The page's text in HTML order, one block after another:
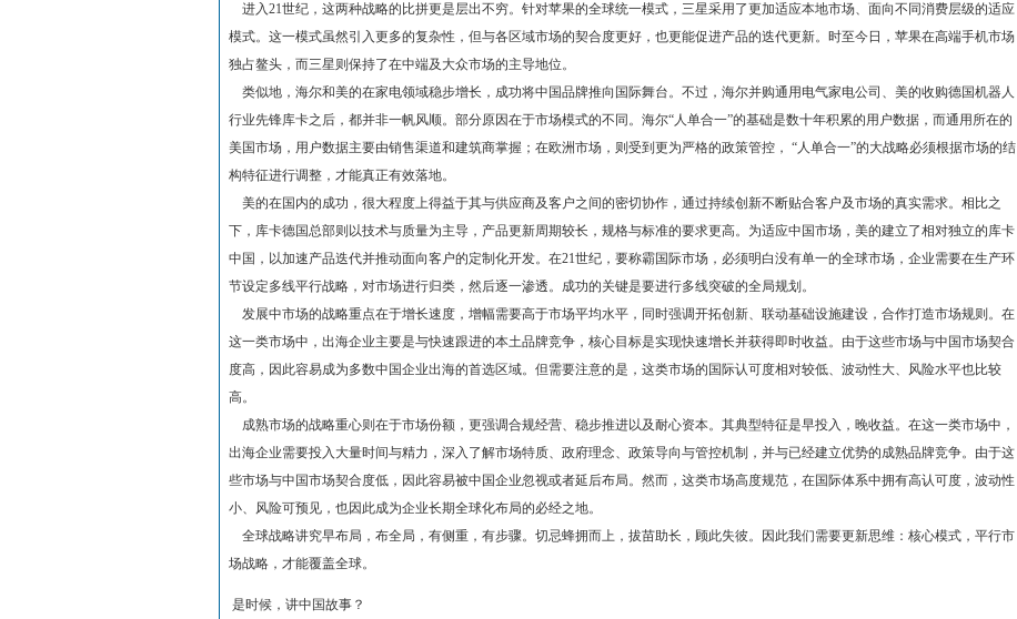
进入21世纪，这两种战略的比拼更是层出不穷。针对苹果的全球统一模式，三星采用了更加适应本地市场、面向不同消费层级的适应
模式。这一模式虽然引入更多的复杂性，但与各区域市场的契合度更好，也更能促进产品的迭代更新。时至今日，苹果在高端手机市场
独占鳌头，而三星则保持了在中端及大众市场的主导地位。
类似地，海尔和美的在家电领域稳步增长，成功将中国品牌推向国际舞台。不过，海尔并购通用电气家电公司、美的收购德国机器人
行业先锋库卡之后，都并非一帆风顺。部分原因在于市场模式的不同。海尔“人单合一”的基础是数十年积累的用户数据，而通用所在的
美国市场，用户数据主要由销售渠道和建筑商掌握；在欧洲市场，则受到更为严格的政策管控， “人单合一”的大战略必须根据市场的结
构特征进行调整，才能真正有效落地。
美的在国内的成功，很大程度上得益于其与供应商及客户之间的密切协作，通过持续创新不断贴合客户及市场的真实需求。相比之
下，库卡德国总部则以技术与质量为主导，产品更新周期较长，规格与标准的要求更高。为适应中国市场，美的建立了相对独立的库卡
中国，以加速产品迭代并推动面向客户的定制化开发。在21世纪，要称霸国际市场，必须明白没有单一的全球市场，企业需要在生产环
节设定多线平行战略，对市场进行归类，然后逐一渗透。成功的关键是要进行多线突破的全局规划。
发展中市场的战略重点在于增长速度，增幅需要高于市场平均水平，同时强调开拓创新、联动基础设施建设，合作打造市场规则。在
这一类市场中，出海企业主要是与快速跟进的本土品牌竞争，核心目标是实现快速增长并获得即时收益。由于这些市场与中国市场契合
度高，因此容易成为多数中国企业出海的首选区域。但需要注意的是，这类市场的国际认可度相对较低、波动性大、风险水平也比较
高。
成熟市场的战略重心则在于市场份额，更强调合规经营、稳步推进以及耐心资本。其典型特征是早投入，晚收益。在这一类市场中，
出海企业需要投入大量时间与精力，深入了解市场特质、政府理念、政策导向与管控机制，并与已经建立优势的成熟品牌竞争。由于这
些市场与中国市场契合度低，因此容易被中国企业忽视或者延后布局。然而，这类市场高度规范，在国际体系中拥有高认可度，波动性
小、风险可预见，也因此成为企业长期全球化布局的必经之地。
全球战略讲究早布局，布全局，有侧重，有步骤。切忌蜂拥而上，拔苗助长，顾此失彼。因此我们需要更新思维：核心模式，平行市
场战略，才能覆盖全球。
是时候，讲中国故事？